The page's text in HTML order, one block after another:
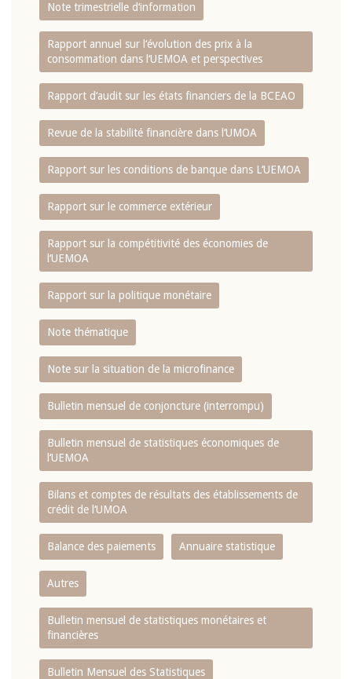
Note trimestrielle d‘information
Rapport annuel sur l‘évolution des prix à la
consommation dans l‘UEMOA et perspectives
Rapport d‘audit sur les états financiers de la BCEAO
Revue de la stabilité financière dans l‘UMOA
Rapport sur les conditions de banque dans L‘UEMOA
Rapport sur le commerce extérieur
Rapport sur la compétitivité des économies de
l‘UEMOA
Rapport sur la politique monétaire
Note thématique
Note sur la situation de la microfinance
Bulletin mensuel de conjoncture (interrompu)
Bulletin mensuel de statistiques économiques de
l‘UEMOA
Bilans et comptes de résultats des établissements de
crédit de l‘UMOA
Balance des paiements Annuaire statistique
Autres
Bulletin mensuel de statistiques monétaires et
financières
Bulletin Mensuel des Statistiques